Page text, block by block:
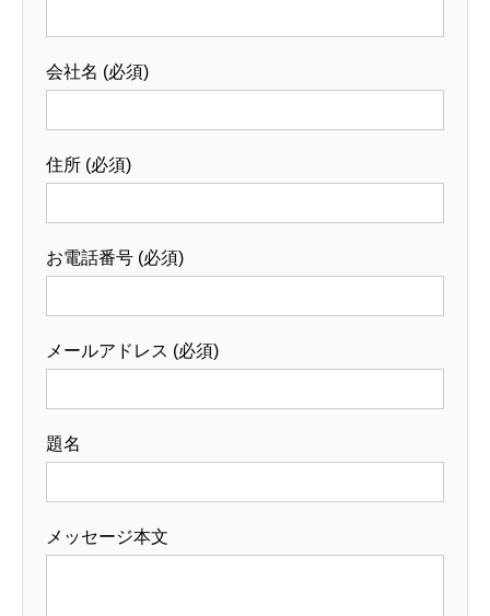
会社名 (必須)
住所 (必須)
お電話番号 (必須)
メールアドレス (必須)
題名
メッセージ本文